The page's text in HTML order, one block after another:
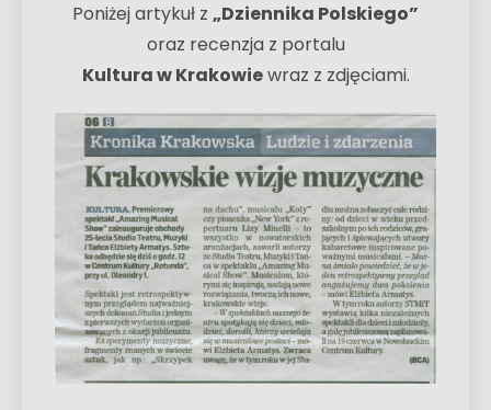
Poniżej artykuł z „Dziennika Polskiego”
oraz recenzja z portalu
Kultura w Krakowiewraz z zdjęciami.